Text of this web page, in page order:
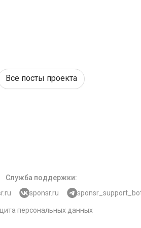
Все посты проекта
Служба поддержки:
sponsr.ru
персональных данных